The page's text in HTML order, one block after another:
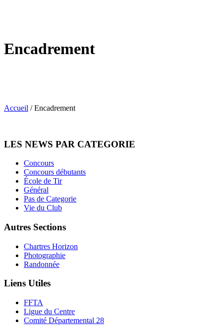
Encadrement
Accueil /Encadrement
LES NEWS PAR CATEGORIE
Concours
Concours débutants
École de Tir
Général
Pas de Categorie
Vie du Club
Autres Sections
Chartres Horizon
Photographie
Randonnée
Liens Utiles
FFTA
Ligue du Centre
Comité Départemental 28